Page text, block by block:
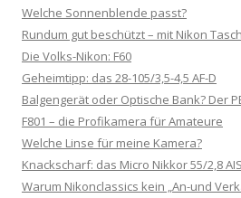
Welche Sonnenblende passt?
Rundum gut beschützt – mit Nikon
Die Volks-Nikon: F60
Geheimtipp: das 28-105/3,5-4,5 AF-D
Balgengerät oder Optische Bank? Der
F801 – die Profikamera für Amateure
Welche Linse für meine Kamera?
Knackscharf: das Micro Nikkor 55/2,8 AIS
Warum Nikonclassics kein „An-und